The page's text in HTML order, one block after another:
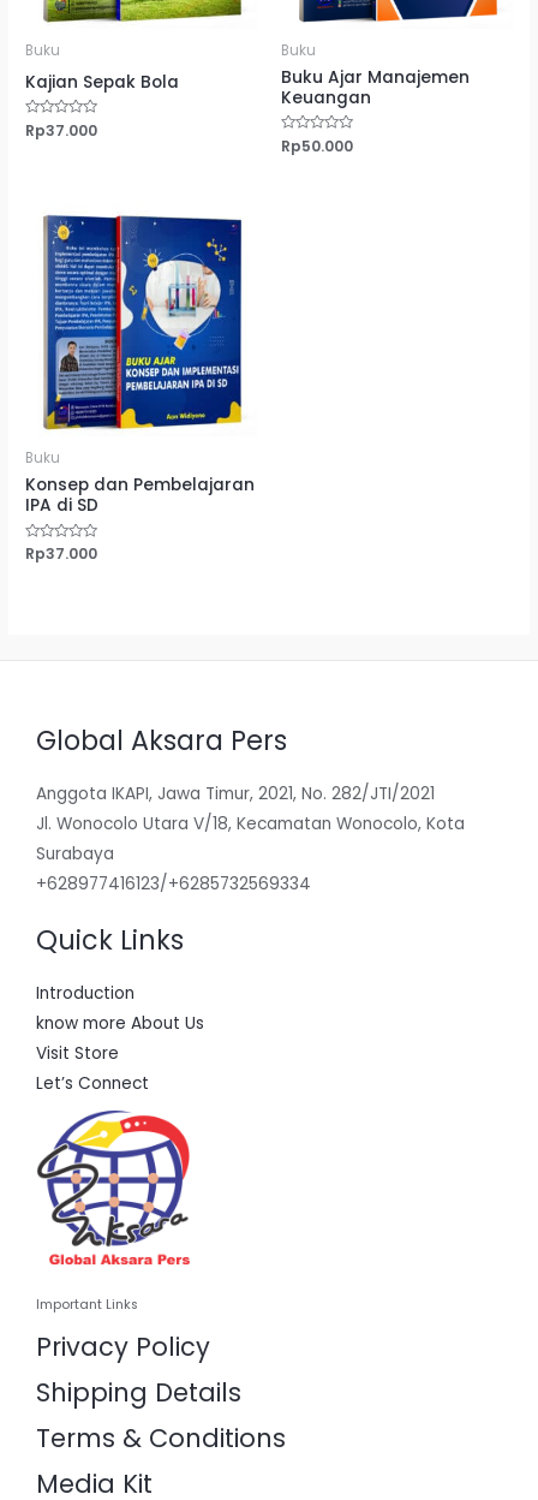
Buku
Kajian Sepak Bola
Dinilai
0
Rp37.000
Buku
Buku Ajar Manajemen
Keuangan
Dinilai
0
Rp50.000
Buku
Konsep dan Pembelajaran
IPA di SD
Dinilai
Rp37.000
Global Aksara Pers
Anggota IKAPI, Jawa Timur, 2021, No. 282/JTI/2021
Jl. Wonocolo Utara V/18, Kecamatan Wonocolo, Kota
Surabaya
+628977416123/+6285732569334
Quick Links
Introduction
know more About Us
Visit Store
Let’s Connect
Important Links
Privacy Policy
Shipping Details
Terms & Conditions
Media Kit